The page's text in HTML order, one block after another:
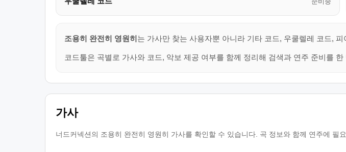
조용히 완전히 영원히는 가사만 찾는 사용자뿐 아니라 기타 코드, 우쿨렐레 코드,
코드툴은 곡별로 가사와 코드, 악보 제공 여부를 함께 정리해 검색과 연주 준비를
가사
너드커넥션의 조용히 완전히 영원히 가사를 확인할 수 있습니다. 곡 정보와 함께 연주에 필